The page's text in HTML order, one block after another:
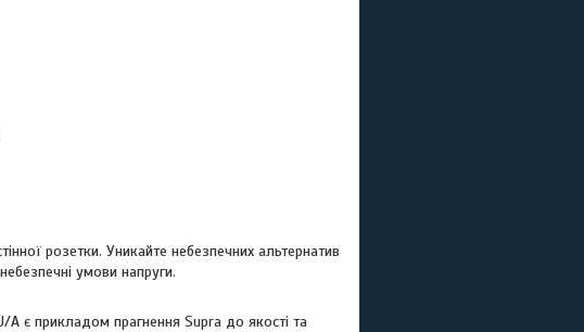
розетки. Уникайте небезпечних альтернатив
умови напруги.
A є прикладом прагнення Supra до якості та